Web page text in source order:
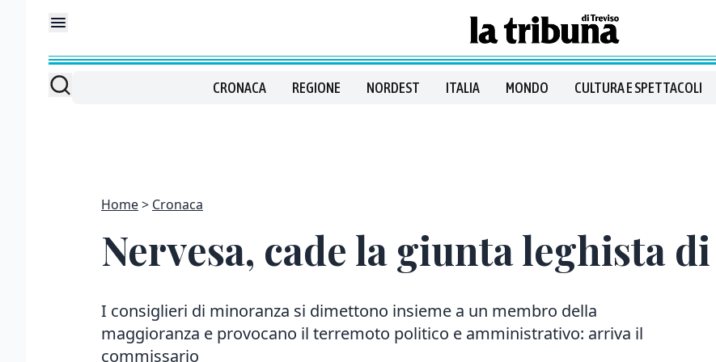
CRONACA REGIONE NORDEST ITALIA MONDO CULTURA E SPETTACOLI
Home Cronaca
Nervesa, cade la giunta leghista
I consiglieri di minoranza si dimettono insieme a un membro della
maggioranza e provocano il terremoto politico e amministrativo: arriva il
commissario